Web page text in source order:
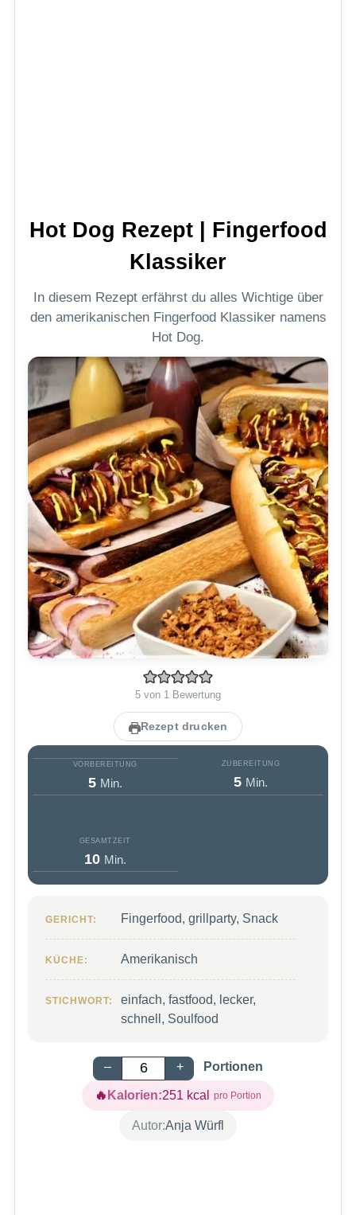
Hot Dog Rezept | Fingerfood
Klassiker
In diesem Rezept erfährst du alles Wichtige über
den amerikanischen Fingerfood Klassiker namens
Hot Dog.
5 von 1 Bewertung
Rezept drucken
VORBEREITUNG
5Minuten
Min.
ZUBEREITUNG
5Minuten
Min.
GESAMTZEIT
10Minuten
Min.
GERICHT: Fingerfood, grillparty, Snack
KÜCHE: Amerikanisch
STICHWORT:
einfach, fastfood, lecker,
schnell, Soulfood
– + Portionen
Kalorien:251 kcal
Autor:Anja Würfl